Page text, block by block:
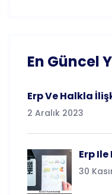
En Güncel
Erp Ve Halkla
2 Aralık 2023
Erp
30